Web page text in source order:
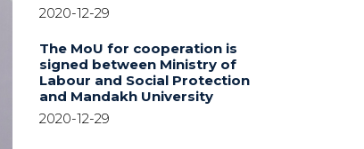
2020-12-29
The MoU for cooperation is
signed between Ministry of
Labour and Social Protection
and Mandakh University
2020-12-29